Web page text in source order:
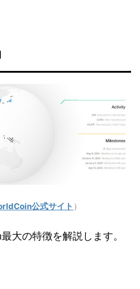
公式サイト ）
大の特徴を解説します。